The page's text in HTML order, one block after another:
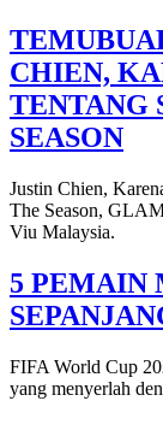
CHIEN,
TENTANG
SEASON
Justin Chien,
The Season,
Viu Malaysia.
5 PEMAIN
FIFA World Cup
yang menyerlah